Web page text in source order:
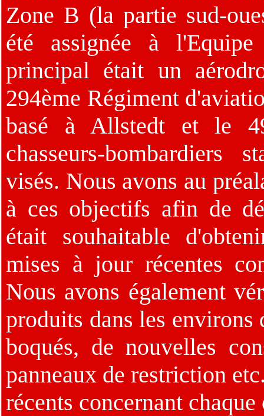
Zone B (la partie sud-
été assignée à
principal était un
294ème Régiment
basé à Allstedt et le
chasseurs-bombardiers
visés. Nous avons au
à ces objectifs afin de
était souhaitable
mises à jour récentes
Nous avons également
produits dans les environs
boqués, de nouvelles
panneaux de restriction
récents concernant